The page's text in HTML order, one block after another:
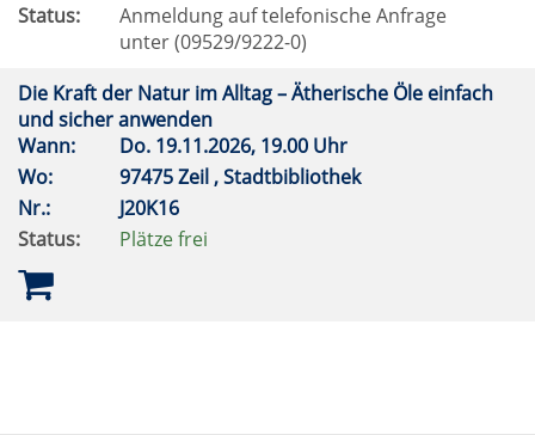
Status:
Anmeldung auf telefonische Anfrage
unter (09529/9222-0)
Die Kraft der Natur im Alltag – Ätherische Öle einfach
und sicher anwenden
Wann:
Do. 19.11.2026, 19.00 Uhr
Wo:
97475 Zeil , Stadtbibliothek
Nr.:
J20K16
Status:
Plätze frei